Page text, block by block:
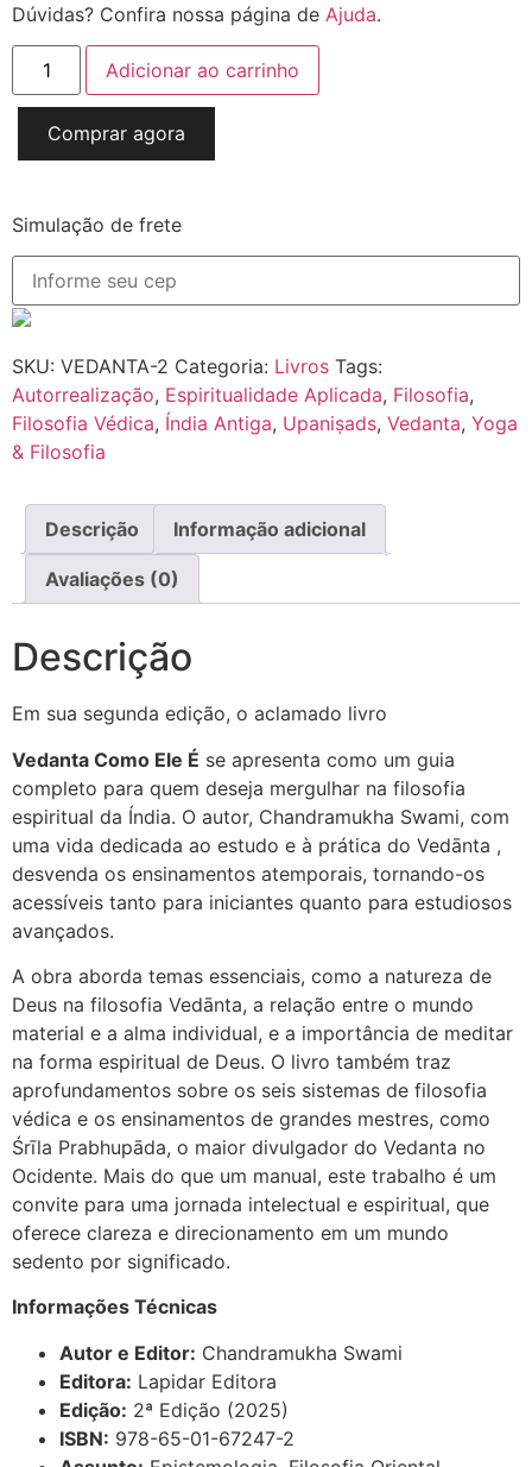
Dúvidas? Confira nossa página de Ajuda.
Adicionar ao carrinho
Comprar agora
Simulação de frete
SKU: VEDANTA-2 Categoria: Livros Tags:
Autorrealização, Espiritualidade Aplicada, Filosofia,
Filosofia Védica, Índia Antiga, Upaniṣads, Vedanta, Yoga
& Filosofia
Descrição Informação adicional
Avaliações (0)
Descrição
Em sua segunda edição, o aclamado livro
Vedanta Como Ele É se apresenta como um guia
completo para quem deseja mergulhar na filosofia
espiritual da Índia. O autor, Chandramukha Swami, com
uma vida dedicada ao estudo e à prática do Vedānta ,
desvenda os ensinamentos atemporais, tornando-os
acessíveis tanto para iniciantes quanto para estudiosos
avançados.
A obra aborda temas essenciais, como a natureza de
Deus na filosofia Vedānta, a relação entre o mundo
material e a alma individual, e a importância de meditar
na forma espiritual de Deus. O livro também traz
aprofundamentos sobre os seis sistemas de filosofia
védica e os ensinamentos de grandes mestres, como
Śrīla Prabhupāda, o maior divulgador do Vedanta no
Ocidente. Mais do que um manual, este trabalho é um
convite para uma jornada intelectual e espiritual, que
oferece clareza e direcionamento em um mundo
sedento por significado.
Informações Técnicas
Autor e Editor: Chandramukha Swami
Editora: Lapidar Editora
Edição: 2ª Edição (2025)
ISBN: 978-65-01-67247-2